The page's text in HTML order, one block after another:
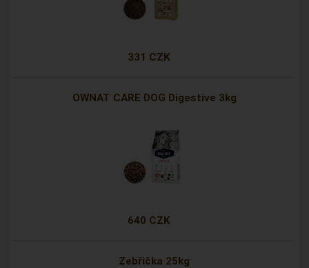
331 CZK
OWNAT CARE DOG Digestive 3kg
640 CZK
Zebřička 25kg